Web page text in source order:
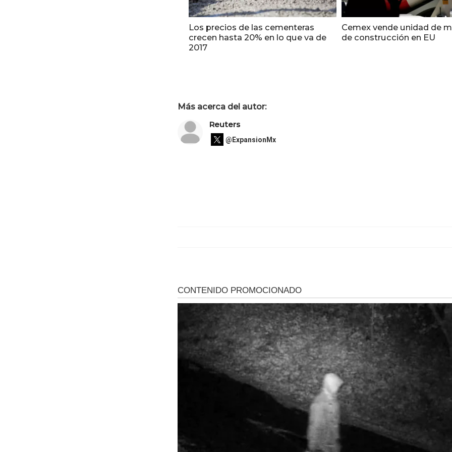
Los precios de las cementeras
crecen hasta 20% en lo que va de
2017
Cemex vende unidad de
de construcción en EU
Más acerca del autor:
Reuters
@ExpansionMx